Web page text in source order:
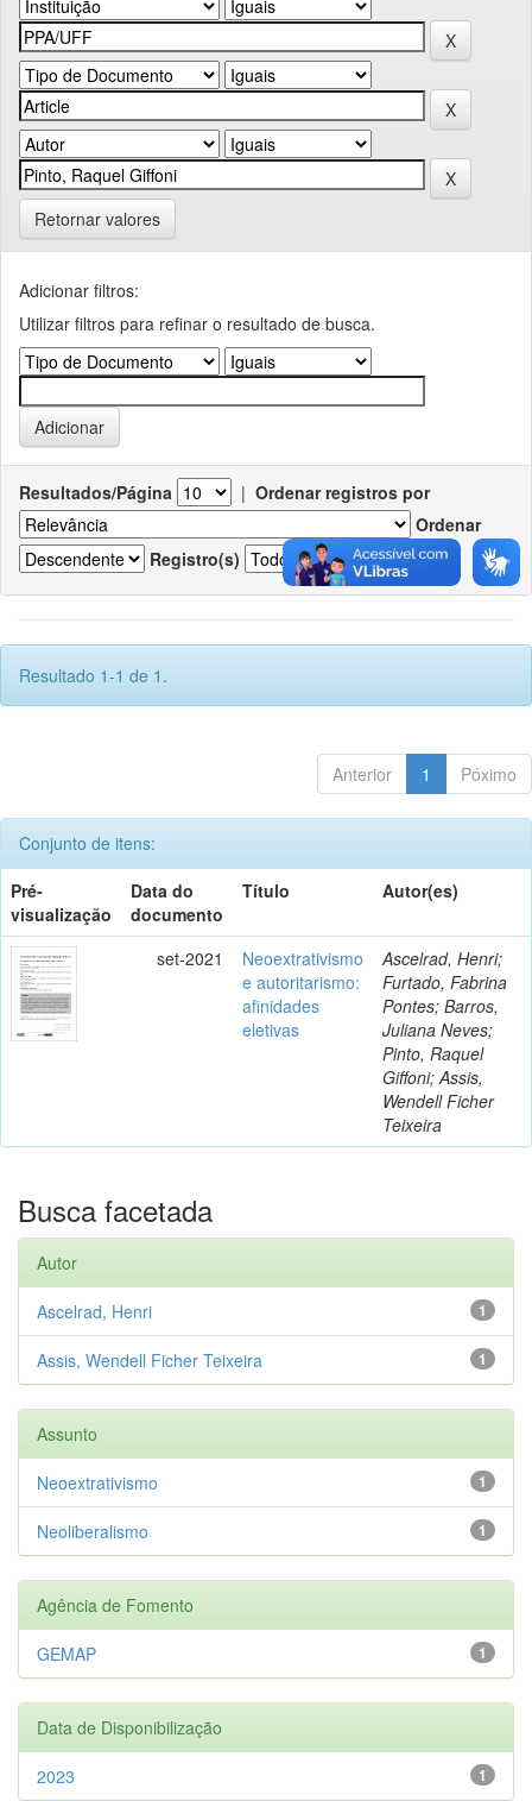
Retornar valores
Adicionar filtros:
Utilizar filtros para refinar o resultado de busca.
Resultados/Página | Ordenar registros por
Ordenar
Registro(s)
Resultado 1-1 de 1.
Anterior 1 Póximo
Conjunto de itens:
Pré-
visualização
Data do
documento
Título Autor(es)
set-2021
Neoextrativismo
e autoritarismo:
afinidades
eletivas
Ascelrad, Henri;
Furtado, Fabrina
Pontes; Barros,
Juliana Neves;
Pinto, Raquel
Giffoni; Assis,
Wendell Ficher
Teixeira
Busca facetada
Autor
1
Ascelrad, Henri
1
Assis, Wendell Ficher Teixeira
Assunto
1
Neoextrativismo
1
Neoliberalismo
Agência de Fomento
1
GEMAP
Data de Disponibilização
1
2023